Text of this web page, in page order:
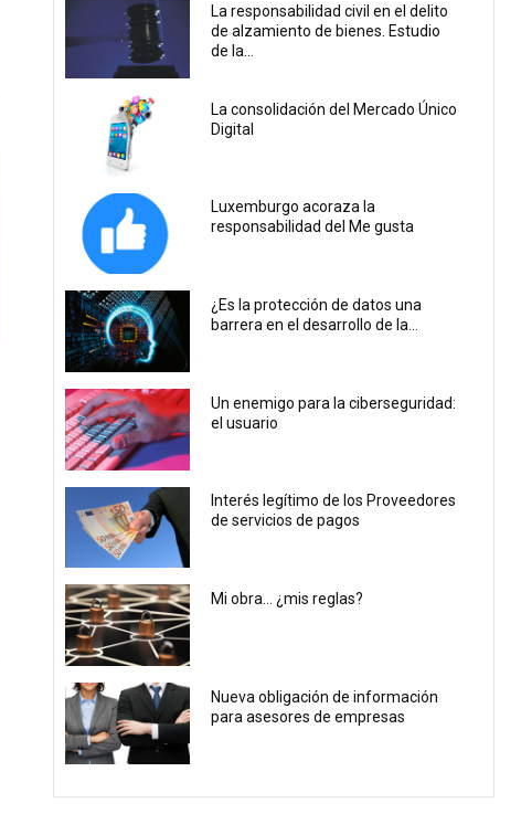
La responsabilidad civil en el delito
de alzamiento de bienes. Estudio
de la...
La consolidación del Mercado Único
Digital
Luxemburgo acoraza la
responsabilidad del Me gusta
¿Es la protección de datos una
barrera en el desarrollo de la...
Un enemigo para la ciberseguridad:
el usuario
Interés legítimo de los Proveedores
de servicios de pagos
Mi obra… ¿mis reglas?
Nueva obligación de información
para asesores de empresas